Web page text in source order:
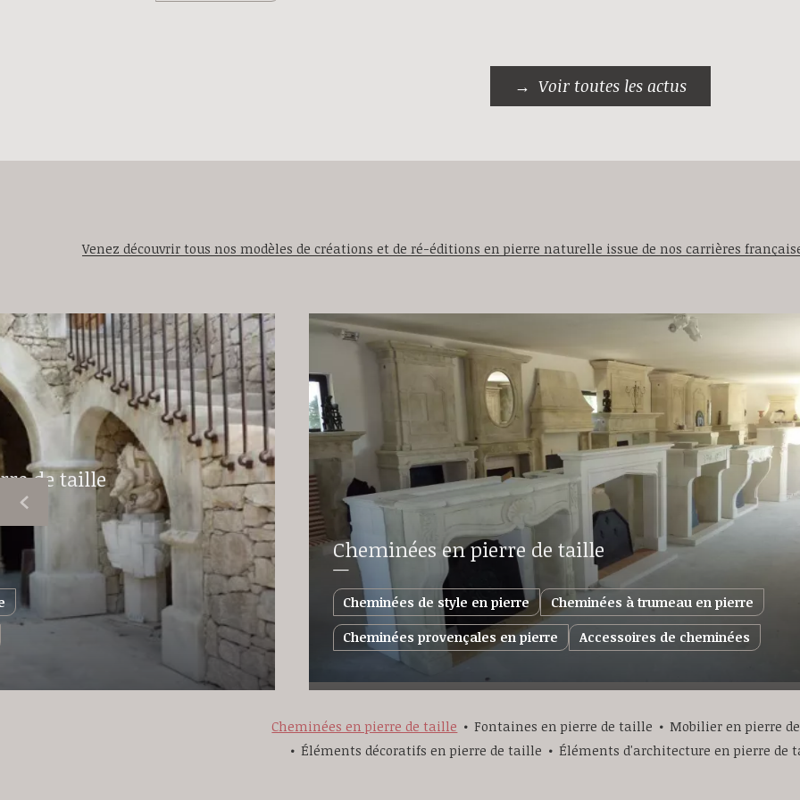
Voir toutes les actus
Venez découvrir tous nos modèles de créations et de ré-éditions en pierre naturelle issue de nos carrières
Cheminées en pierre de taille
Cheminées de style en pierre Cheminées à trumeau en pierre
Cheminées provençales en pierre Accessoires de cheminées
de taille
Cheminées en pierre de taille Fontaines en pierre de taille
Mobilier en pierre
Éléments décoratifs en pierre de taille
Éléments d'architecture en pierre de